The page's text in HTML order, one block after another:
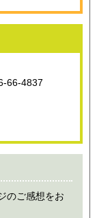
66-4837
のご感想をお